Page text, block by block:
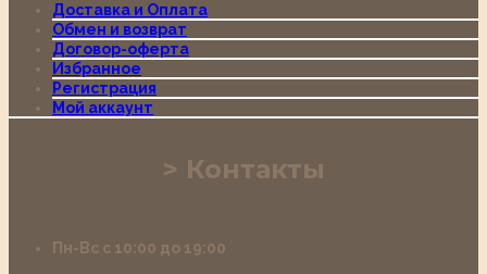
Доставка и Оплата
Обмен и возврат
Договор-оферта
Избранное
Регистрация
Мой аккаунт
Контакты
Пн-Вс с 10:00 до 19:00